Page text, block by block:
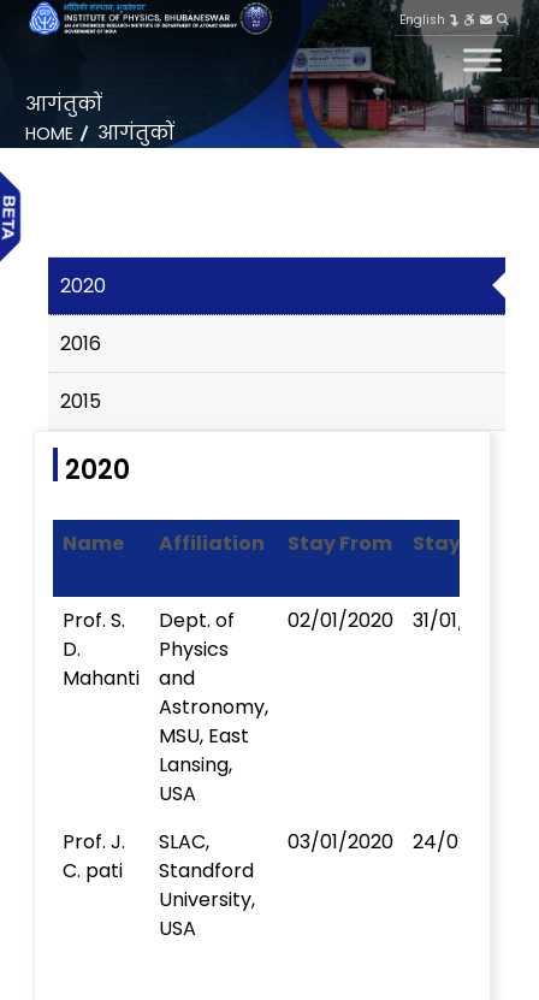
English
आगंतुकों
HOME आगंतुकों
2020
2016
2015
2020
Name Affiliation Stay From Stay To
Prof. S.
D.
Mahanti
Dept. of
Physics
and
Astronomy,
MSU, East
Lansing,
USA
02/01/2020 31/01/2020
Prof. J.
C. pati
SLAC,
Standford
University,
USA
03/01/2020 24/02/2020